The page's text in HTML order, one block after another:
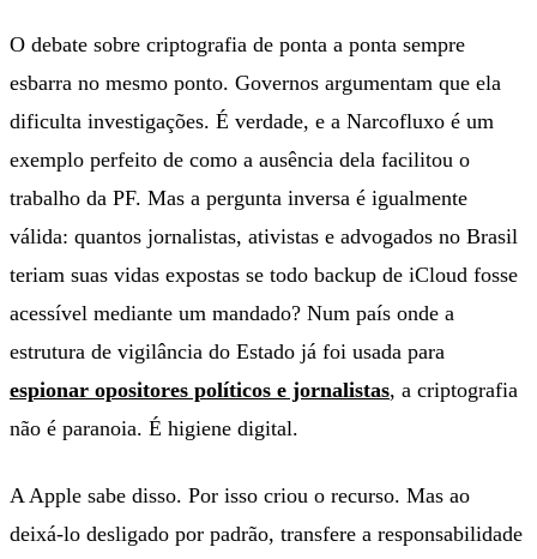
O debate sobre criptografia de ponta a ponta sempre
esbarra no mesmo ponto. Governos argumentam que ela
dificulta investigações. É verdade, e a Narcofluxo é um
exemplo perfeito de como a ausência dela facilitou o
trabalho da PF. Mas a pergunta inversa é igualmente
válida: quantos jornalistas, ativistas e advogados no Brasil
teriam suas vidas expostas se todo backup de iCloud fosse
acessível mediante um mandado? Num país onde a
estrutura de vigilância do Estado já foi usada para
espionar opositores políticos e jornalistas, a criptografia
não é paranoia. É higiene digital.
A Apple sabe disso. Por isso criou o recurso. Mas ao
deixá-lo desligado por padrão, transfere a responsabilidade